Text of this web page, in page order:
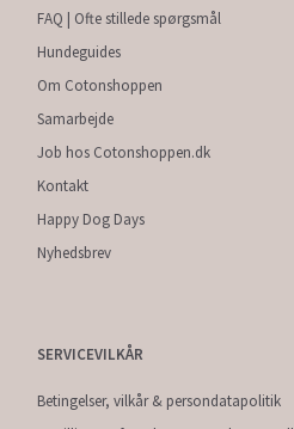
FAQ | Ofte stillede spørgsmål
Hundeguides
Om Cotonshoppen
Samarbejde
Job hos Cotonshoppen.dk
Kontakt
Happy Dog Days
Nyhedsbrev
SERVICEVILKÅR
Betingelser, vilkår & persondatapolitik